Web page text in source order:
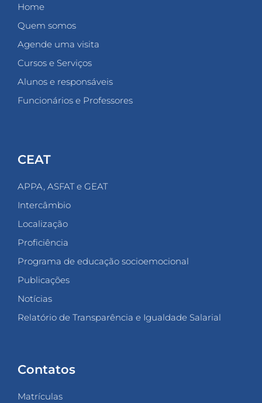
Home
Quem somos
Agende uma visita
Cursos e Serviços
Alunos e responsáveis
Funcionários e Professores
CEAT
APPA, ASFAT e GEAT
Intercâmbio
Localização
Proficiência
Programa de educação socioemocional
Publicações
Notícias
Relatório de Transparência e Igualdade Salarial
Contatos
Matrículas